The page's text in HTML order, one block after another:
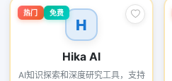
H
热门 免费
Hika AI
AI知识探索和深度研究工具，支持